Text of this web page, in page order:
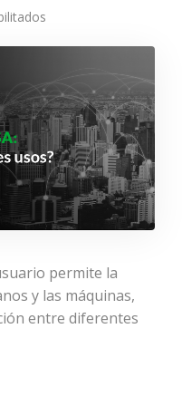
permite la
y las máquinas,
entre diferentes